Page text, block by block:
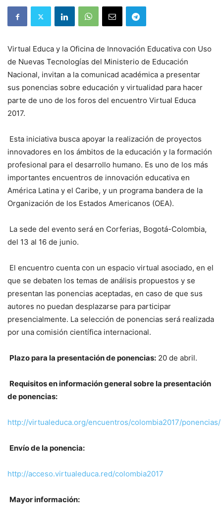
Virtual Educa y la Oficina de Innovación Educativa con Uso
de Nuevas Tecnologías del Ministerio de Educación
Nacional, invitan a la comunicad académica a presentar
sus ponencias sobre educación y virtualidad para hacer
parte de uno de los foros del encuentro Virtual Educa
2017.
Esta iniciativa busca apoyar la realización de proyectos
innovadores en los ámbitos de la educación y la formación
profesional para el desarrollo humano. Es uno de los más
importantes encuentros de innovación educativa en
América Latina y el Caribe, y un programa bandera de la
Organización de los Estados Americanos (OEA).
La sede del evento será en Corferias, Bogotá-Colombia,
del 13 al 16 de junio.
El encuentro cuenta con un espacio virtual asociado, en el
que se debaten los temas de análisis propuestos y se
presentan las ponencias aceptadas, en caso de que sus
autores no puedan desplazarse para participar
presencialmente. La selección de ponencias será realizada
por una comisión científica internacional.
Plazo para la presentación de ponencias: 20 de abril.
Requisitos en información general sobre la presentación
de ponencias:
http://virtualeduca.org/encuentros/colombia2017/ponencias/
Envío de la ponencia:
http://acceso.virtualeduca.red/colombia2017
Mayor información: